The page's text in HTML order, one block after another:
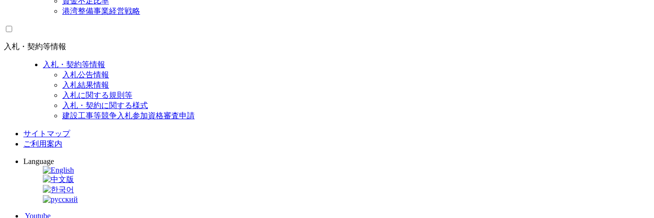
港湾整備事業経営戦略
入札・契約等情報
入札・契約等情報
入札公告情報
入札結果情報
入札に関する規則等
入札・契約に関する様式
建設工事等競争入札参加資格審査申請
サイトマップ
ご利用案内
Language
Youtube